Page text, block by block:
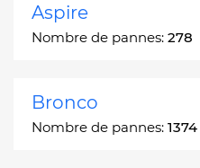
Aspire
Nombre de pannes: 278
Bronco
Nombre de pannes: 1374